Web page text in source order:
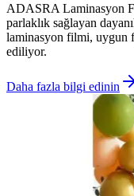
ADASRA Laminasyon
parlaklık sağlayan
laminasyon filmi, uygun
ediliyor.
Daha fazla bilgi edinin